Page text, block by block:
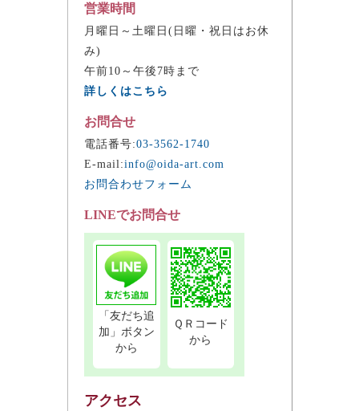
営業時間
月曜日～土曜日(日曜・祝日はお休
み)
午前10～午後7時まで
詳しくはこちら
お問合せ
電話番号:03-3562-1740
E-mail:info@oida-art.com
お問合わせフォーム
LINEでお問合せ
「友だち追
加」ボタン
から
ＱＲコード
から
アクセス